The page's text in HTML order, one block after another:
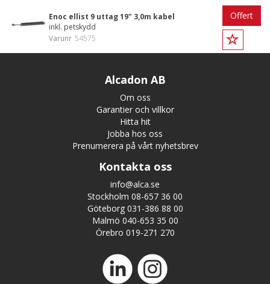
Enoc ellist 9 uttag 19" 3,0m kabel
inkl. petskydd
Varunr 54575
Offert
Alcadon AB
Om oss
Garantier och villkor
Hitta hit
Jobba hos oss
Prenumerera på vårt nyhetsbrev
Kontakta oss
info@alca.se
Stockholm 08-657 36 00
Göteborg 031-386 88 00
Malmö 040-653 35 00
Örebro 019-271 270